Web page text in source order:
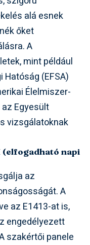
alá esnek
őket
A
mint például
(EFSA)
Élelmiszer-
Egyesült
vizsgálatoknak
(elfogadható napi
az
A
az E1413-at is,
engedélyezett
szakértői panele